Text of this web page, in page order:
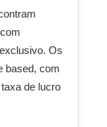
Os
based, com
de lucro